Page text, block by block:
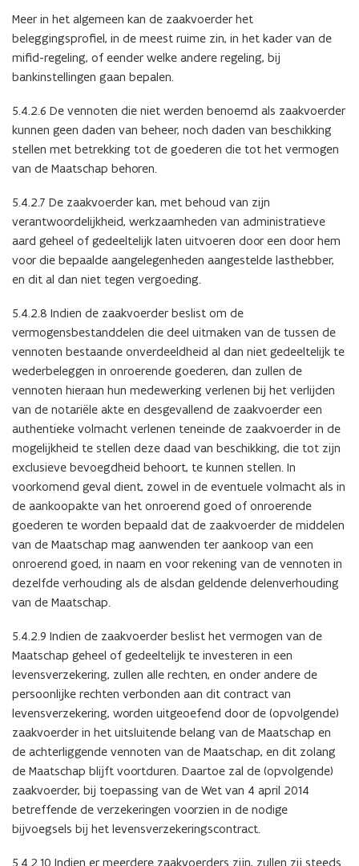
Meer in het algemeen kan de zaakvoerder het
beleggingsprofiel, in de meest ruime zin, in het kader van de
mifid-regeling, of eender welke andere regeling, bij
bankinstellingen gaan bepalen.
5.4.2.6 De vennoten die niet werden benoemd als zaakvoerder
kunnen geen daden van beheer, noch daden van beschikking
stellen met betrekking tot de goederen die tot het vermogen
van de Maatschap behoren.
5.4.2.7 De zaakvoerder kan, met behoud van zijn
verantwoordelijkheid, werkzaamheden van administratieve
aard geheel of gedeeltelijk laten uitvoeren door een door hem
voor die bepaalde aangelegenheden aangestelde lasthebber,
en dit al dan niet tegen vergoeding.
5.4.2.8 Indien de zaakvoerder beslist om de
vermogensbestanddelen die deel uitmaken van de tussen de
vennoten bestaande onverdeeldheid al dan niet gedeeltelijk te
wederbeleggen in onroerende goederen, dan zullen de
vennoten hieraan hun medewerking verlenen bij het verlijden
van de notariële akte en desgevallend de zaakvoerder een
authentieke volmacht verlenen teneinde de zaakvoerder in de
mogelijkheid te stellen deze daad van beschikking, die tot zijn
exclusieve bevoegdheid behoort, te kunnen stellen. In
voorkomend geval dient, zowel in de eventuele volmacht als in
de aankoopakte van het onroerend goed of onroerende
goederen te worden bepaald dat de zaakvoerder de middelen
van de Maatschap mag aanwenden ter aankoop van een
onroerend goed, in naam en voor rekening van de vennoten in
dezelfde verhouding als de alsdan geldende delenverhouding
van de Maatschap.
5.4.2.9 Indien de zaakvoerder beslist het vermogen van de
Maatschap geheel of gedeeltelijk te investeren in een
levensverzekering, zullen alle rechten, en onder andere de
persoonlijke rechten verbonden aan dit contract van
levensverzekering, worden uitgeoefend door de (opvolgende)
zaakvoerder in het uitsluitende belang van de Maatschap en
de achterliggende vennoten van de Maatschap, en dit zolang
de Maatschap blijft voortduren. Daartoe zal de (opvolgende)
zaakvoerder, bij toepassing van de Wet van 4 april 2014
betreffende de verzekeringen voorzien in de nodige
bijvoegsels bij het levensverzekeringscontract.
5.4.2.10 Indien er meerdere zaakvoerders zijn, zullen zij steeds